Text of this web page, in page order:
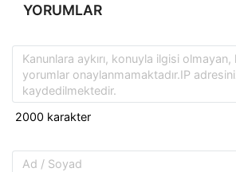
YORUMLAR